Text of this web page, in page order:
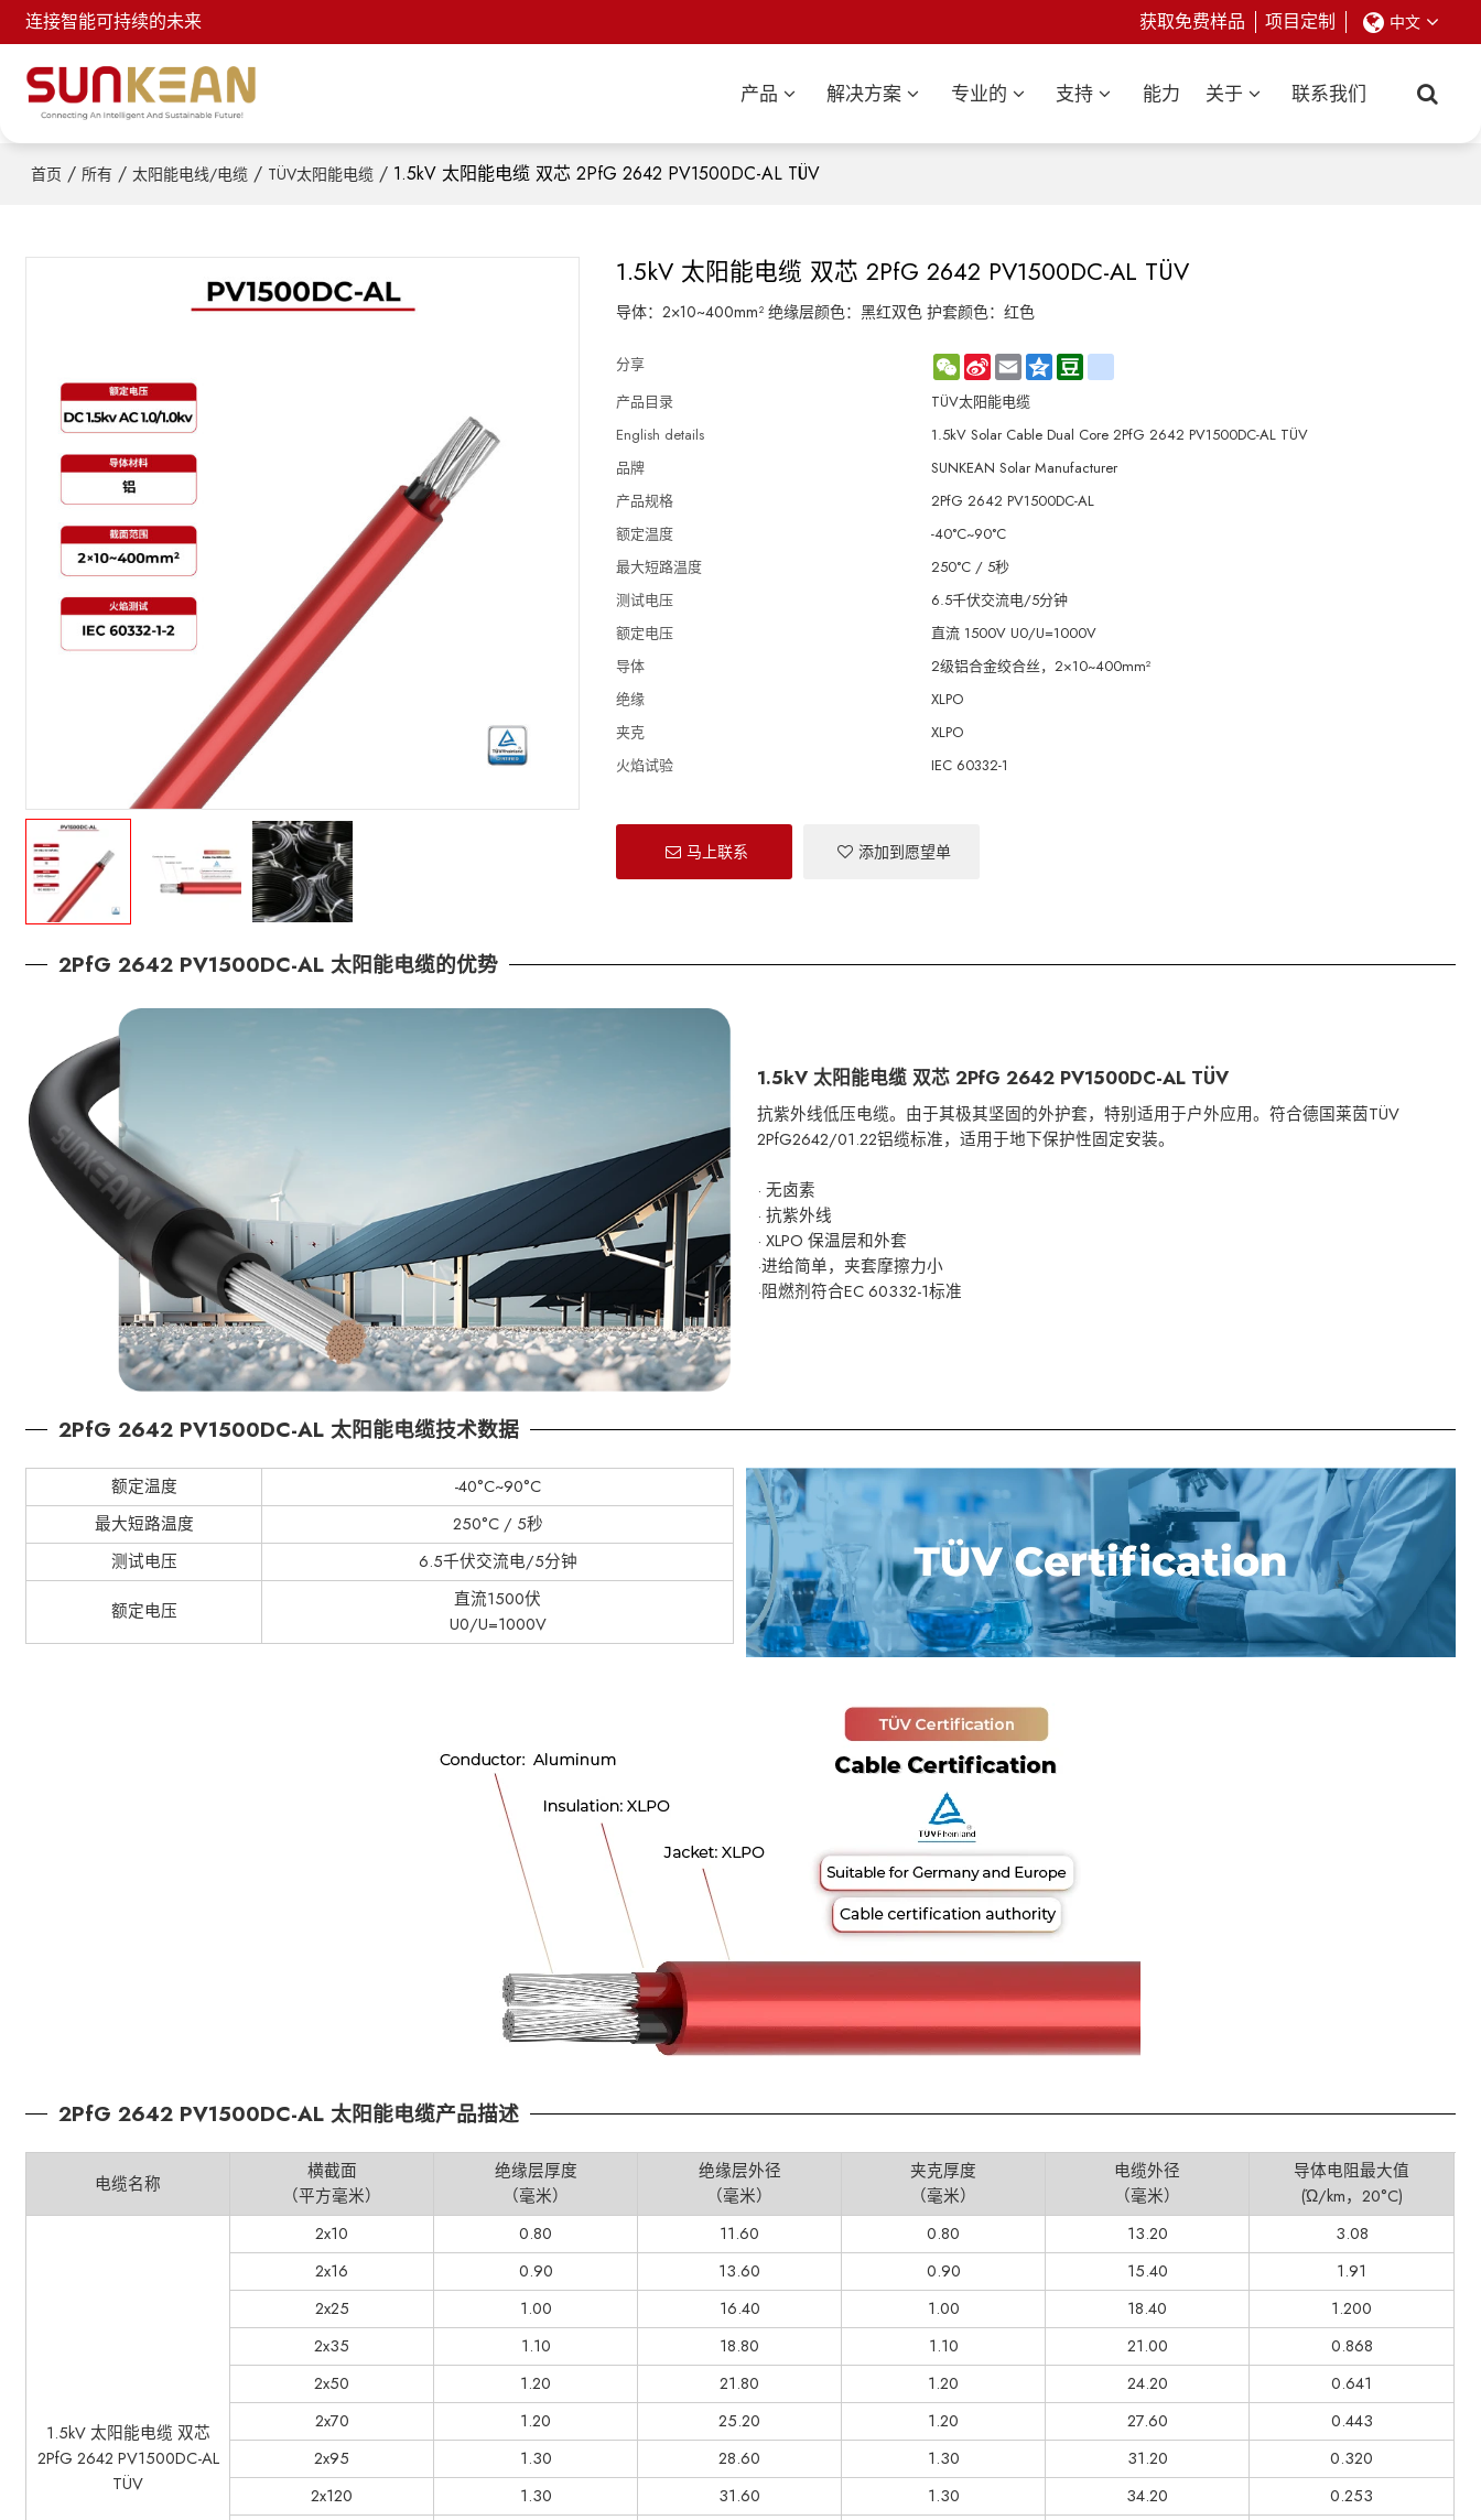
连接智能可持续的未来 获取免费样品 项目定制 中文
产品 解决方案 专业的 支持 能力 关于 联系我们
首页 / 所有 / 太阳能电线/电缆 / TÜV太阳能电缆 / 1.5kV 太阳能电缆 双芯 2PfG 2642 PV1500DC-AL TÜV
1.5kV 太阳能电缆 双芯 2PfG 2642 PV1500DC-AL TÜV
导体：2×10~400mm² 绝缘层颜色：黑红双色 护套颜色：红色
分享 WeChat
Sina
Weibo
Email QzoneDouban
产品目录
TÜV太阳能电缆
English details
1.5kV Solar Cable Dual Core 2PfG 2642 PV1500DC-AL TÜV
品牌
SUNKEAN Solar Manufacturer
产品规格
2PfG 2642 PV1500DC-AL
额定温度
-40°C~90°C
最大短路温度
250°C / 5秒
测试电压
6.5千伏交流电/5分钟
额定电压
直流 1500V U0/U=1000V
导体
2级铝合金绞合丝，2×10~400mm²
绝缘
XLPO
夹克
XLPO
火焰试验
IEC 60332-1
马上联系 添加到愿望单
2PfG 2642 PV1500DC-AL 太阳能电缆的优势
1.5kV 太阳能电缆 双芯 2PfG 2642 PV1500DC-AL TÜV
抗紫外线低压电缆。由于其极其坚固的外护套，特别适用于户外应用。 符合德国莱茵TÜV
2PfG2642/01.22铝缆标准，适用于地下保护性固定安装。
· 无卤素
· 抗紫外线
· XLPO 保温层和外套
·进给简单， 夹套摩擦力小
·阻燃剂符合EC 60332-1标准
2PfG 2642 PV1500DC-AL 太阳能电缆技术数据
额定温度
-40°C~90°C
最大短路温度
250°C / 5秒
测试电压
6.5千伏交流电/5分钟
额定电压
直流1500伏
U0/U=1000V
2PfG 2642 PV1500DC-AL 太阳能电缆产品描述
电缆名称
横截面
（平方毫米）
绝缘层厚度
（毫米）
绝缘层外径
（毫米）
夹克厚度
（毫米）
电缆外径
（毫米）
导体电阻最大值
(Ώ/km，20°C)
1.5kV 太阳能电缆 双芯
2PfG 2642 PV1500DC-AL
TÜV
2x10 0.80 11.60 0.80 13.20
3.08
2x16
0.90 13.60 0.90 15.40
1.91
2x25
1.00 16.40 1.00 18.40
1.200
2x35
1.10 18.80 1.10 21.00
0.868
2x50
1.20 21.80 1.20 24.20
0.641
2x70
1.20 25.20 1.20 27.60
0.443
2x95
1.30 28.60 1.30 31.20
0.320
2x120
1.30 31.60 1.30 34.20
0.253